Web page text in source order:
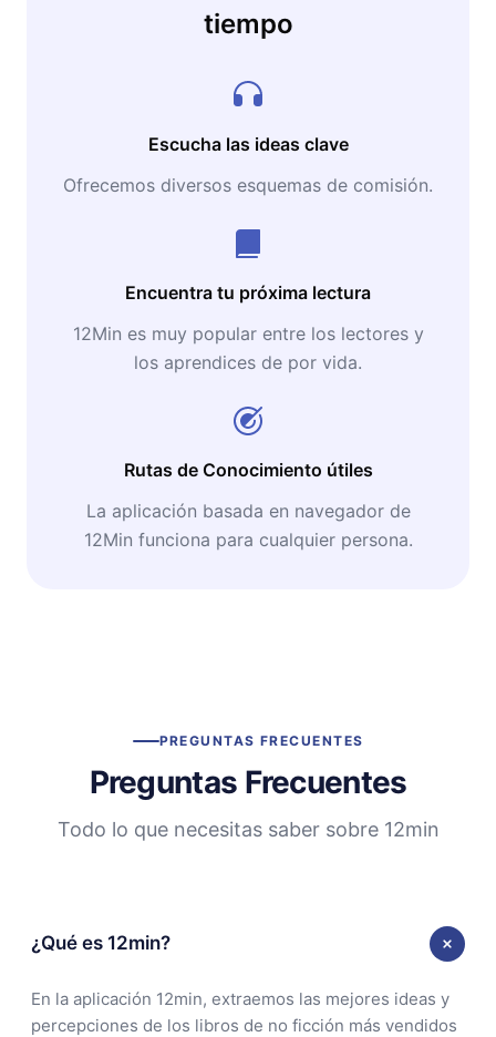
tiempo
Escucha las ideas clave
Ofrecemos diversos esquemas de comisión.
Encuentra tu próxima lectura
12Min es muy popular entre los lectores y
los aprendices de por vida.
Rutas de Conocimiento útiles
La aplicación basada en navegador de
12Min funciona para cualquier persona.
PREGUNTAS FRECUENTES
Preguntas Frecuentes
Todo lo que necesitas saber sobre 12min
¿Qué es 12min?
En la aplicación 12min, extraemos las mejores ideas y
percepciones de los libros de no ficción más vendidos